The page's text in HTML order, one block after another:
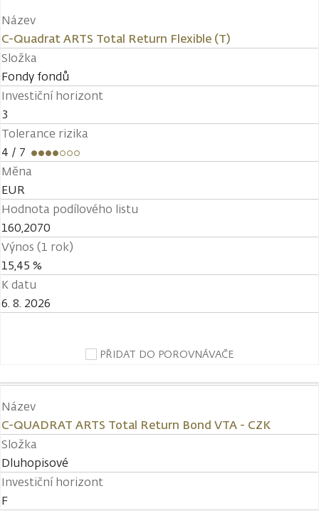
Název
C-Quadrat ARTS Total Return Flexible (T)
Složka
Fondy fondů
Investiční horizont
3
Tolerance rizika
4 / 7
Měna
EUR
Hodnota podílového listu
160,2070
Výnos (1 rok)
15,45 %
K datu
6. 8. 2026
PŘIDAT DO POROVNÁVAČE
Název
C-QUADRAT ARTS Total Return Bond VTA - CZK
Složka
Dluhopisové
Investiční horizont
F